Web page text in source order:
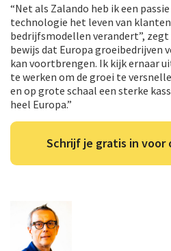
“Net als Zalando heb ik een
technologie het leven van
bedrijfsmodellen verandert”,
bewijs dat Europa groeibedrijven
kan voortbrengen. Ik kijk ernaar
te werken om de groei te
en op grote schaal een sterke
heel Europa.”
Schrijf je gratis in voor